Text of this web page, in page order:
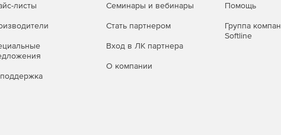
листы Семинары и вебинары
Стать партнером
Вход в ЛК партнера
О компании
Помощь
Группа
Softline